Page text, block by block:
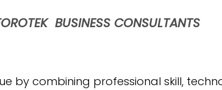
BUSINESS CONSULTANTS
by combining professional skill,